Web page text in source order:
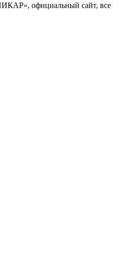
официальный сайт, все